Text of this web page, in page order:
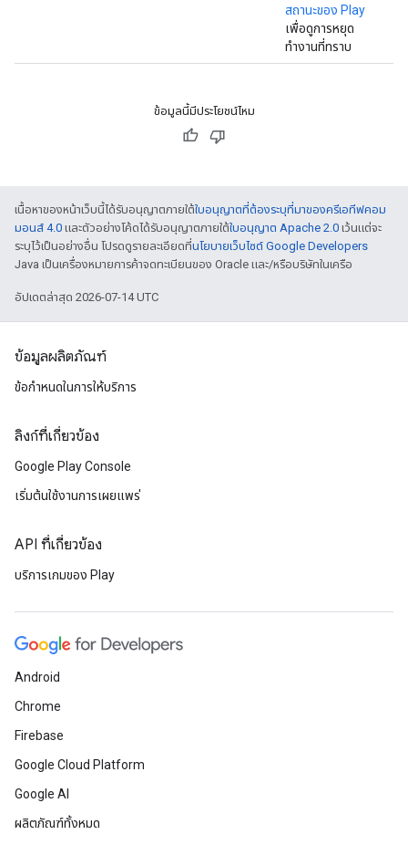
สถานะของ Play
เพื่อดูการหยุด
ทำงานที่ทราบ
ข้อมูลนี้มีประโยชน์ไหม
เนื้อหาของหน้าเว็บนี้ได้รับอนุญาตภายใต้ใบอนุญาตที่ต้องระบุที่มาของครีเอทีฟคอม
มอนส์ 4.0 และตัวอย่างโค้ดได้รับอนุญาตภายใต้ใบอนุญาต Apache 2.0 เว้นแต่จะ
ระบุไว้เป็นอย่างอื่น โปรดดูรายละเอียดที่นโยบายเว็บไซต์ Google Developers
Java เป็นเครื่องหมายการค้าจดทะเบียนของ Oracle และ/หรือบริษัทในเครือ
อัปเดตล่าสุด 2026-07-14 UTC
ข้อมูลผลิตภัณฑ์
ข้อกำหนดในการให้บริการ
ลิงก์ที่เกี่ยวข้อง
Google Play Console
เริ่มต้นใช้งานการเผยแพร่
API ที่เกี่ยวข้อง
บริการเกมของ Play
Android
Chrome
Firebase
Google Cloud Platform
Google AI
ผลิตภัณฑ์ทั้งหมด